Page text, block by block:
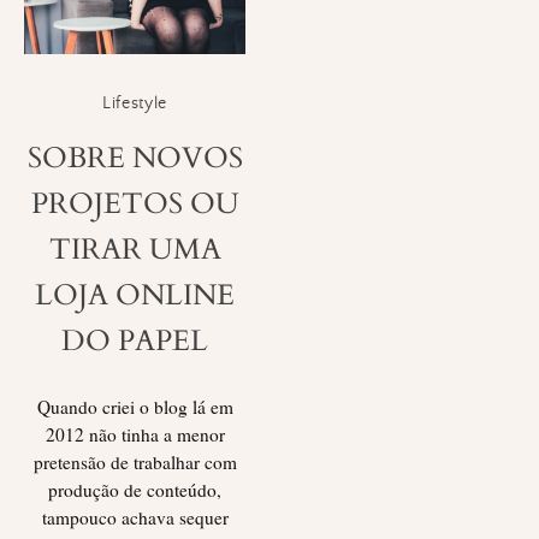
Lifestyle
SOBRE NOVOS
PROJETOS OU
TIRAR UMA
LOJA ONLINE
DO PAPEL
Quando criei o blog lá em
2012 não tinha a menor
pretensão de trabalhar com
produção de conteúdo,
tampouco achava sequer